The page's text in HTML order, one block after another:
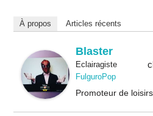
À propos Articles récents
Blaster
Eclairagiste
FulguroPop
Promoteur de